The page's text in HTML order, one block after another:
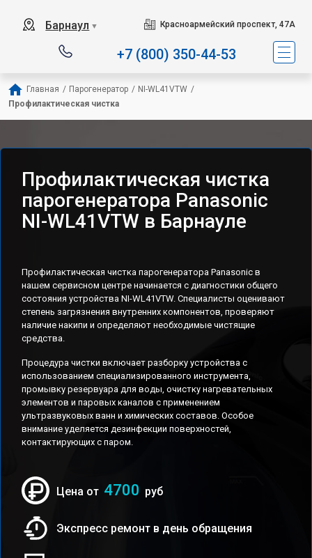
Барнаул ▼ Красноармейский проспект, 47А
+7 (800) 350-44-53
Главная / Парогенератор / NI-WL41VTW /
Профилактическая чистка
Профилактическая чистка
парогенератора Panasonic
NI-WL41VTW в Барнауле
Профилактическая чистка парогенератора Panasonic в
нашем сервисном центре начинается с диагностики общего
состояния устройства NI-WL41VTW. Специалисты оценивают
степень загрязнения внутренних компонентов, проверяют
наличие накипи и определяют необходимые чистящие
средства.
Процедура чистки включает разборку устройства с
использованием специализированного инструмента,
промывку резервуара для воды, очистку нагревательных
элементов и паровых каналов с применением
ультразвуковых ванн и химических составов. Особое
внимание уделяется дезинфекции поверхностей,
контактирующих с паром.
Цена от 4700 руб
Экспресс ремонт в день обращения